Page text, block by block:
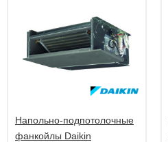
Напольно-подпотолочные
фанкойлы Daikin